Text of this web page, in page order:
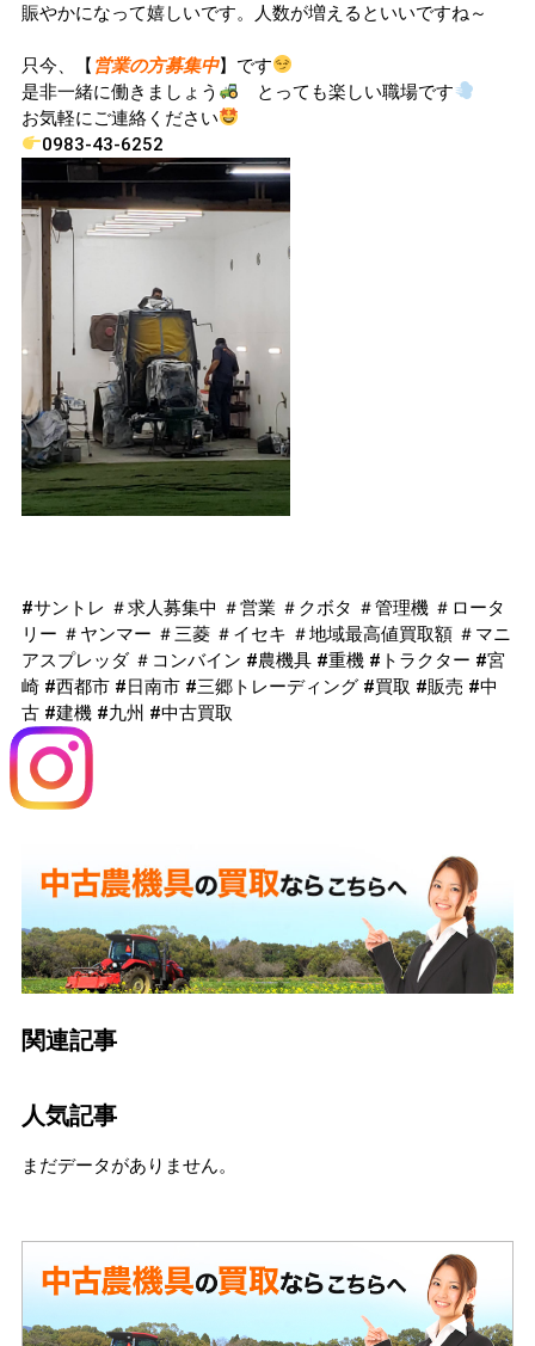
賑やかになって嬉しいです。人数が増えるといいですね～
只今、【 営業の方募集中】です
是非一緒に働きましょう
とっても楽しい職場です
お気軽にご連絡ください
0983-43-6252
#サントレ ＃求人募集中 ＃営業 ＃クボタ ＃管理機 ＃ロータ
リー ＃ヤンマー ＃三菱 ＃イセキ ＃地域最高値買取額 ＃マニ
アスプレッダ ＃コンバイン #農機具 #重機 #トラクター #宮
崎 #西都市 #日南市 #三郷トレーディング #買取 #販売 #中
古 #建機 #九州 #中古買取
関連記事
人気記事
まだデータがありません。